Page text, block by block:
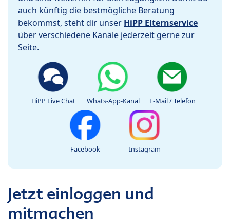
auch künftig die bestmögliche Beratung
bekommst, steht dir unser HiPP Elternservice
über verschiedene Kanäle jederzeit gerne zur
Seite.
HiPP Live Chat Whats-App-Kanal E-Mail / Telefon
Facebook Instagram
Jetzt einloggen und
mitmachen